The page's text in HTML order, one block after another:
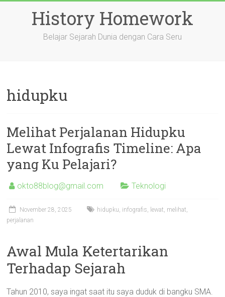
History Homework
Belajar Sejarah Dunia dengan Cara Seru
hidupku
Melihat Perjalanan Hidupku
Lewat Infografis Timeline: Apa
yang Ku Pelajari?
okto88blog@gmail.com Teknologi
November 28, 2025 hidupku, infografis, lewat, melihat,
perjalanan
Awal Mula Ketertarikan
Terhadap Sejarah
Tahun 2010, saya ingat saat itu saya duduk di bangku SMA.